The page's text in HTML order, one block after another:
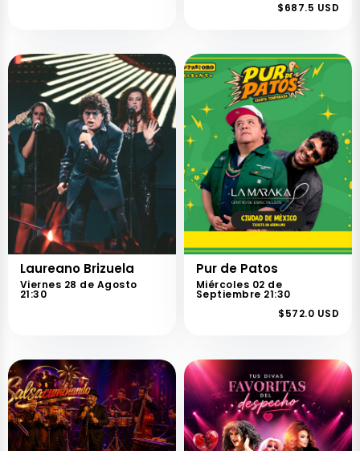
$687.5 USD
Laureano Brizuela
Viernes 28 de Agosto
21:30
Pur de Patos
Miércoles 02 de
Septiembre 21:30
$572.0 USD